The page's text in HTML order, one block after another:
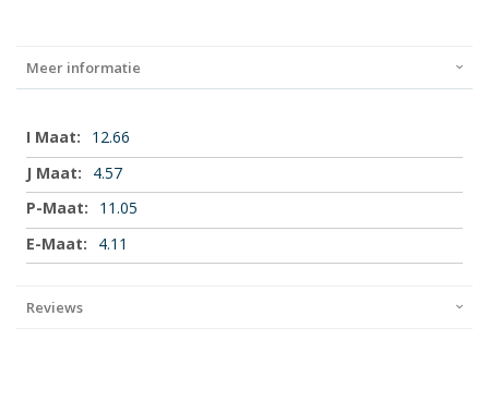
Meer informatie
Meer
informatie
12.66
4.57
11.05
4.11
Reviews